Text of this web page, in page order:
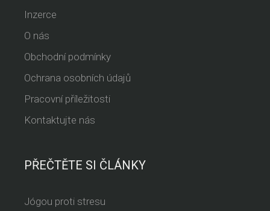
Inzerce
O nás
Obchodní podmínky
Ochrana osobních údajů
Pracovní příležitosti
Kontaktujte nás
PŘEČTĚTE SI ČLÁNKY
Jógou proti stresu